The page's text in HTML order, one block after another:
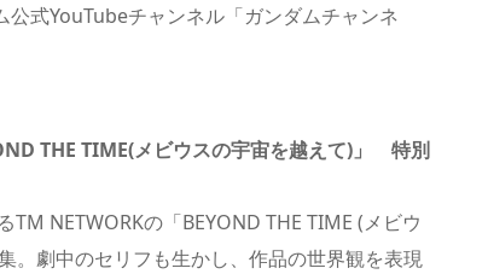
式YouTubeチャンネル「ガンダムチャンネ
THE TIME(メビウスの宇宙を越えて)」 特別
NETWORKの「BEYOND THE TIME (メビウ
。劇中のセリフも生かし、作品の世界観を表現